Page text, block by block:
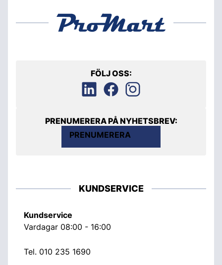
FÖLJ OSS:
PRENUMERERA PÅ NYHETSBREV:
PRENUMERERA
KUNDSERVICE
Kundservice
Vardagar 08:00 - 16:00
Tel. 010 235 1690